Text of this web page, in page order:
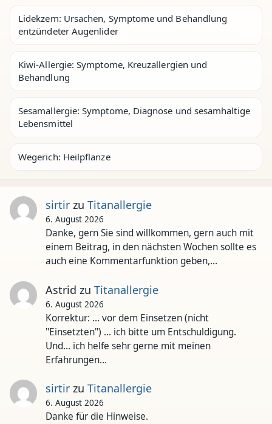
Lidekzem: Ursachen, Symptome und Behandlung
entzündeter Augenlider
Kiwi-Allergie: Symptome, Kreuzallergien und
Behandlung
Sesamallergie: Symptome, Diagnose und sesamhaltige
Lebensmittel
Wegerich: Heilpflanze
sirtirzu Titanallergie
6. August 2026
Danke, gern Sie sind willkommen, gern auch mit
einem Beitrag, in den nächsten Wochen sollte es
auch eine Kommentarfunktion geben,…
Astrid zu Titanallergie
6. August 2026
Korrektur: ... vor dem Einsetzen (nicht
"Einsetzten") ... ich bitte um Entschuldigung.
Und... ich helfe sehr gerne mit meinen
Erfahrungen…
sirtirzu Titanallergie
6. August 2026
Danke für die Hinweise.